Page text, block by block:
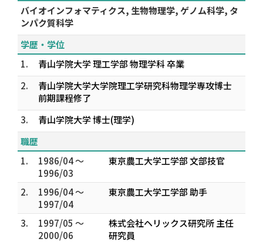
バイオインフォマティクス, 生物物理学, ゲノム科学, タ
ンパク質科学
学歴・学位
1.
青山学院大学 理工学部 物理学科 卒業
2.
青山学院大学大学院理工学研究科物理学専攻博士
前期課程修了
3.
青山学院大学 博士(理学)
職歴
1.
1986/04 ～
1996/03
東京農工大学工学部 文部技官
2.
1996/04 ～
1997/04
東京農工大学工学部 助手
3.
1997/05 ～
2000/06
株式会社ヘリックス研究所 主任
研究員